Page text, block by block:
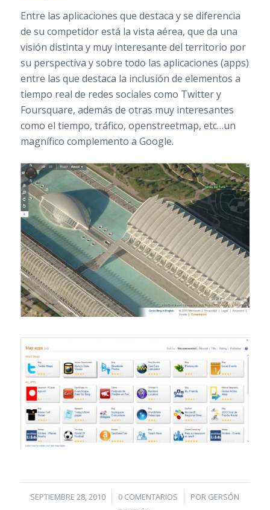
Entre las aplicaciones que destaca y se diferencia
de su competidor está la vista aérea, que da una
visión distinta y muy interesante del territorio por
su perspectiva y sobre todo las aplicaciones (apps)
entre las que destaca la inclusión de elementos a
tiempo real de redes sociales como Twitter y
Foursquare, además de otras muy interesantes
como el tiempo, tráfico, openstreetmap, etc…un
magnífico complemento a Google.
SEPTIEMBRE 28, 2010
/ 0 COMENTARIOS
/ POR GERSÓN